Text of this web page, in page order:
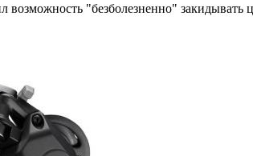
"безболезненно" закидывать